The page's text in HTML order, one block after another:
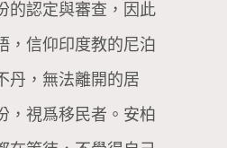
的認定與審查，因此
，信仰印度教的尼泊
丹，無法離開的居
，視爲移民者。安柏